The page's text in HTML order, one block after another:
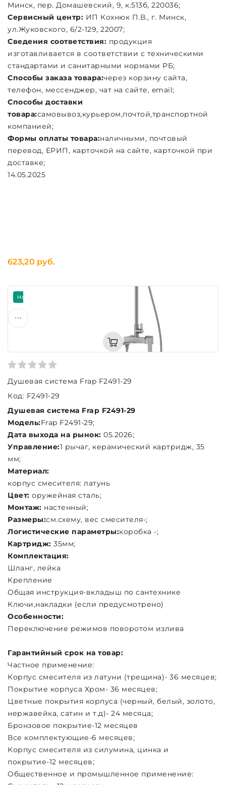
Минск, пер. Домашевский, 9, к.513б, 220036;
Сервисный центр: ИП Кохнюк П.В., г. Минск,
ул.Жуковского, 6/2-129, 22007;
Сведения соответствия: продукция
изготавливается в соответствии с техническими
стандартами и санитарными нормами РБ;
Способы заказа товара:через корзину сайта,
телефон, мессенджер, чат на сайте, email;
Cпособы доставки
товара:самовывоз,курьером,почтой,транспортной
компанией;
Формы оплаты товара:наличными, почтовый
перевод, ЕРИП, карточкой на сайте, карточкой при
доставке;
14.05.2025
623,20 руб.
Новинка
Душевая система Frap F2491-29
Код: F2491-29
Душевая система Frap F2491-29
Модель:Frap F2491-29;
Дата выхода на рынок: 05.2026;
Управление:1 рычаг, керамический картридж, 35
мм;
Материал:
корпус смесителя: латунь
Цвет: оружейная сталь;
Монтаж: настенный;
Размеры:см.схему, вес смесителя-;
Логистические параметры:коробка -;
Картридж: 35мм;
Комплектация:
Шланг, лейка
Крепление
Общая инструкция-вкладыш по сантехнике
Ключи,накладки (если предусмотрено)
Особенности:
Переключение режимов поворотом излива
Гарантийный срок на товар:
Частное применение:
Корпус смесителя из латуни (трещина)- 36 месяцев;
Покрытие корпуса Хром- 36 месяцев;
Цветные покрытия корпуса (черный, белый, золото,
нержавейка, сатин и т.д)- 24 месяца;
Бронзовое покрытие-12 месяцев
Все комплектующие-6 месяцев;
Корпус смесителя из силумина, цинка и
покрытие-12 месяцев;
Общественное и промышленное применение: